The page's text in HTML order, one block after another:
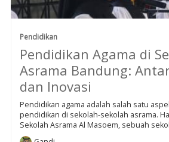
Pendidikan
Pendidikan Agama di
Asrama Bandung:
dan Inovasi
Pendidikan agama adalah salah satu
pendidikan di sekolah-sekolah asrama.
Sekolah Asrama Al Masoem, sebuah